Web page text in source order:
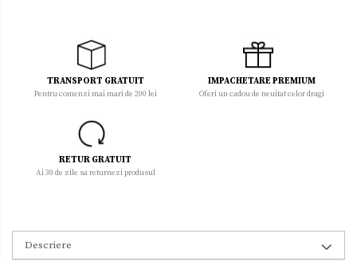
TRANSPORT GRATUIT
Pentru comenzi mai mari de 200 lei
IMPACHETARE PREMIUM
Oferi un cadou de neuitat celor dragi
RETUR GRATUIT
Ai 30 de zile sa returnezi produsul
Descriere